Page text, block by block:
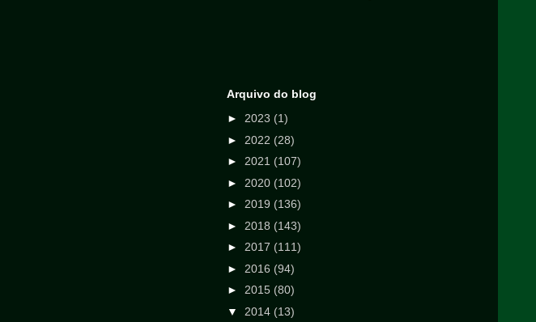
Arquivo do blog
► 2023 (1)
► 2022 (28)
► 2021 (107)
► 2020 (102)
► 2019 (136)
► 2018 (143)
► 2017 (111)
► 2016 (94)
► 2015 (80)
▼ 2014 (13)